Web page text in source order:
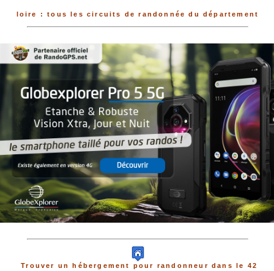
loire : tous les circuits de randonnée du département
Trouver un hébergement pour randonneur dans le 42